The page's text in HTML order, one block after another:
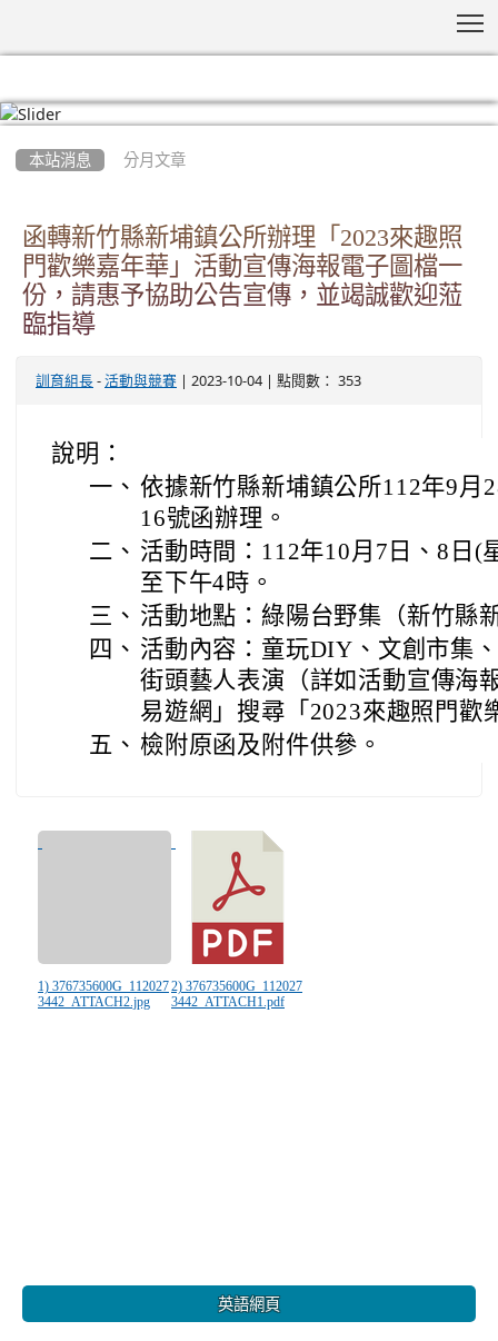
本站消息 分月文章
函轉新竹縣新埔鎮公所辦理「2023來趣照
門歡樂嘉年華」活動宣傳海報電子圖檔一
份，請惠予協助公告宣傳，並竭誠歡迎蒞
臨指導
訓育組長 - 活動與競賽 | 2023-10-04 | 點閱數： 353
說明：
一、 依據新竹縣新埔鎮公所112年9月
16號函辦理。
二、 活動時間：112年10月7日、8日(
至下午4時。
三、 活動地點：綠陽台野集（新竹縣
四、 活動內容：童玩DIY、文創市集
街頭藝人表演（詳如活動宣傳海
易遊網」搜尋「2023來趣照門歡
五、 檢附原函及附件供參。
1) 376735600G_112027
3442_ATTACH2.jpg
2) 376735600G_112027
3442_ATTACH1.pdf
英語網頁